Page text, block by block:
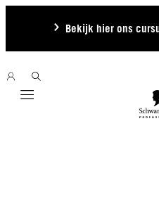
Bekijk hier ons
Mobile navigation